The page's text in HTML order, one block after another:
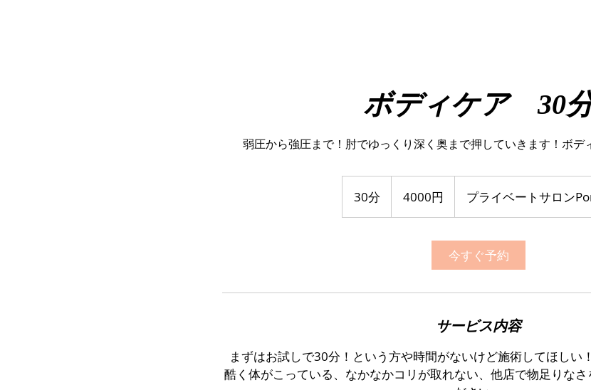
ボディケア 30
30分
0
4000円 プライベートサロン
今すぐ予約
サービス内容
まずはお試しで30分！という方や時間がないけど施術してほしい
酷く体がこっている、なかなかコリが取れない、​他店で物足りなさ